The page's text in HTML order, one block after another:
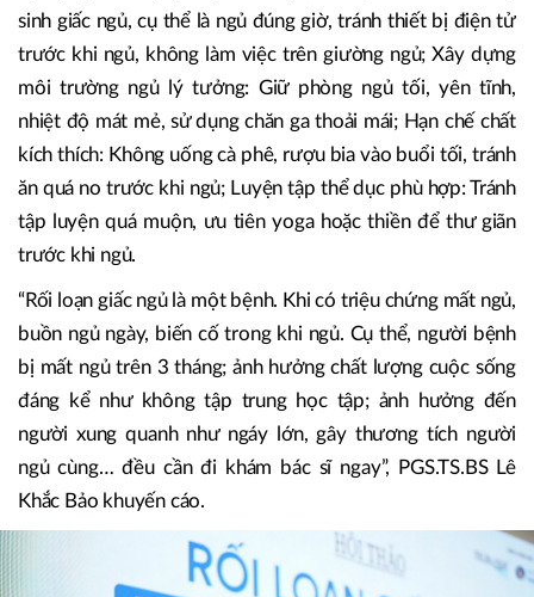
sinh giấc ngủ, cụ thể là ngủ đúng giờ, tránh thiết bị điện tử
trước khi ngủ, không làm việc trên giường ngủ; Xây dựng
môi trường ngủ lý tưởng: Giữ phòng ngủ tối, yên tĩnh,
nhiệt độ mát mẻ, sử dụng chăn ga thoải mái; Hạn chế chất
kích thích: Không uống cà phê, rượu bia vào buổi tối, tránh
ăn quá no trước khi ngủ; Luyện tập thể dục phù hợp: Tránh
tập luyện quá muộn, ưu tiên yoga hoặc thiền để thư giãn
trước khi ngủ.
“Rối loạn giấc ngủ là một bệnh. Khi có triệu chứng mất ngủ,
buồn ngủ ngày, biến cố trong khi ngủ. Cụ thể, người bệnh
bị mất ngủ trên 3 tháng; ảnh hưởng chất lượng cuộc sống
đáng kể như không tập trung học tập; ảnh hưởng đến
người xung quanh như ngáy lớn, gây thương tích người
ngủ cùng… đều cần đi khám bác sĩ ngay”, PGS.TS.BS Lê
Khắc Bảo khuyến cáo.